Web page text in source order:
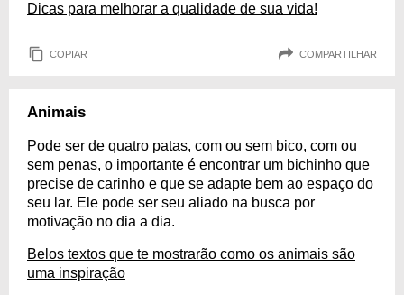
Dicas para melhorar a qualidade de sua vida!
COPIAR COMPARTILHAR
Animais
Pode ser de quatro patas, com ou sem bico, com ou
sem penas, o importante é encontrar um bichinho que
precise de carinho e que se adapte bem ao espaço do
seu lar. Ele pode ser seu aliado na busca por
motivação no dia a dia.
Belos textos que te mostrarão como os animais são
uma inspiração